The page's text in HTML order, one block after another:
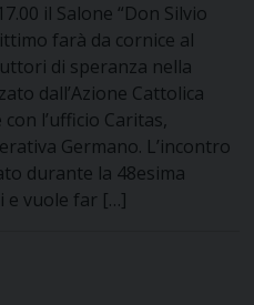
il Salone “Don Silvio
farà da cornice al
di speranza nella
dall’Azione Cattolica
l’ufficio Caritas,
Germano. L’incontro
durante la 48esima
e vuole far […]